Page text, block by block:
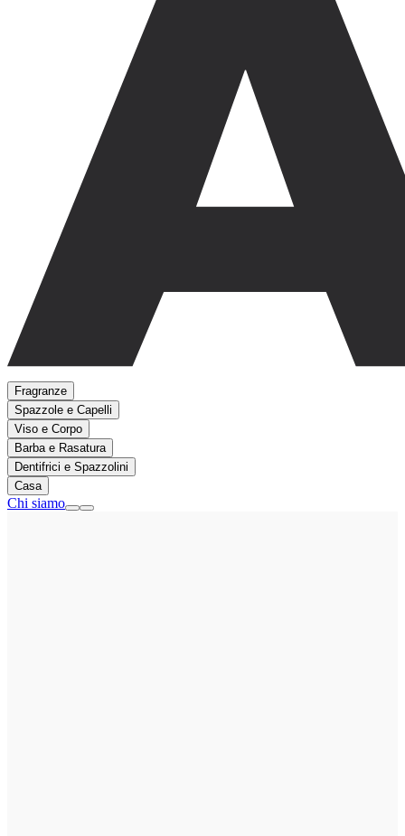
Fragranze
Spazzole e Capelli
Viso e Corpo
Barba e Rasatura
Dentifrici e Spazzolini
Casa
Chi siamo